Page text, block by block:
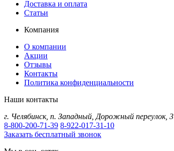
Доставка и оплата
Статьи
Компания
О компании
Акции
Отзывы
Контакты
Политика конфиденциальности
Наши контакты
г. Челябинск, п. Западный, Дорожный переулок, 3
8-800-200-71-39 8-922-017-31-10
Заказать бесплатный звонок